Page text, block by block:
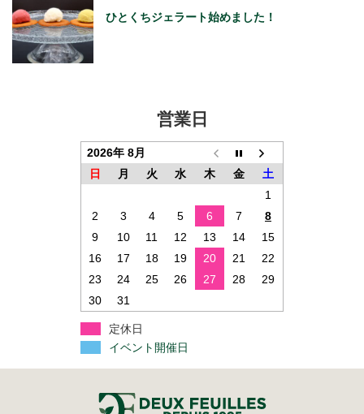
ひとくちジェラート始めました！
営業日
2026年 8月
日
月 火 水 木 金
土
1
2
3 4 5 6 7
8
9
10 11 12 13 14
15
16
17 18 19 20 21
22
23
24 25 26 27 28
29
30
31
定休日
イベント開催日